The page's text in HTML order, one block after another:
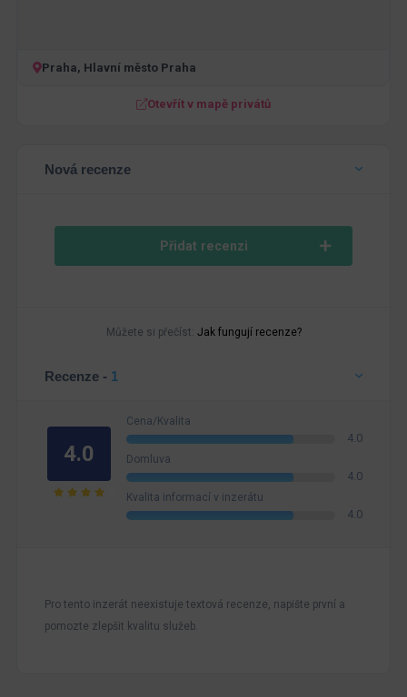
Praha, Hlavní město Praha
Otevřít v mapě privátů
Nová recenze
Přidat recenzi
Můžete si přečíst: Jak fungují recenze?
Recenze - 1
4.0
Cena/Kvalita
4.0
Domluva
4.0
Kvalita informací v inzerátu
4.0
Pro tento inzerát neexistuje textová recenze, napište první a
pomozte zlepšit kvalitu služeb.